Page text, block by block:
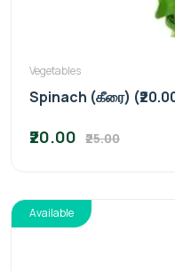
Vegetables
Spinach (கீரை)
₹20.00 ₹25.00
Available